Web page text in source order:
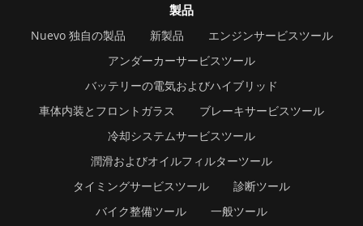
製品
Nuevo 独自の製品 新製品
エンジンサービスツール
アンダーカーサービスツール
バッテリーの電気およびハイブリッド
車体内装とフロントガラス
ブレーキサービスツール
冷却システムサービスツール
潤滑およびオイルフィルターツール
タイミングサービスツール
診断ツール
バイク整備ツール
一般ツール